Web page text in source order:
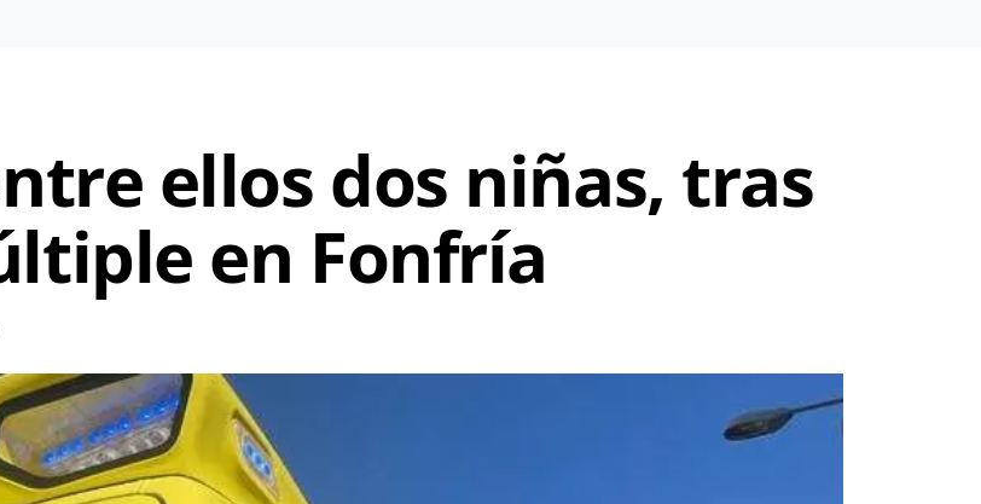
ellos dos niñas, tras
en Fonfría